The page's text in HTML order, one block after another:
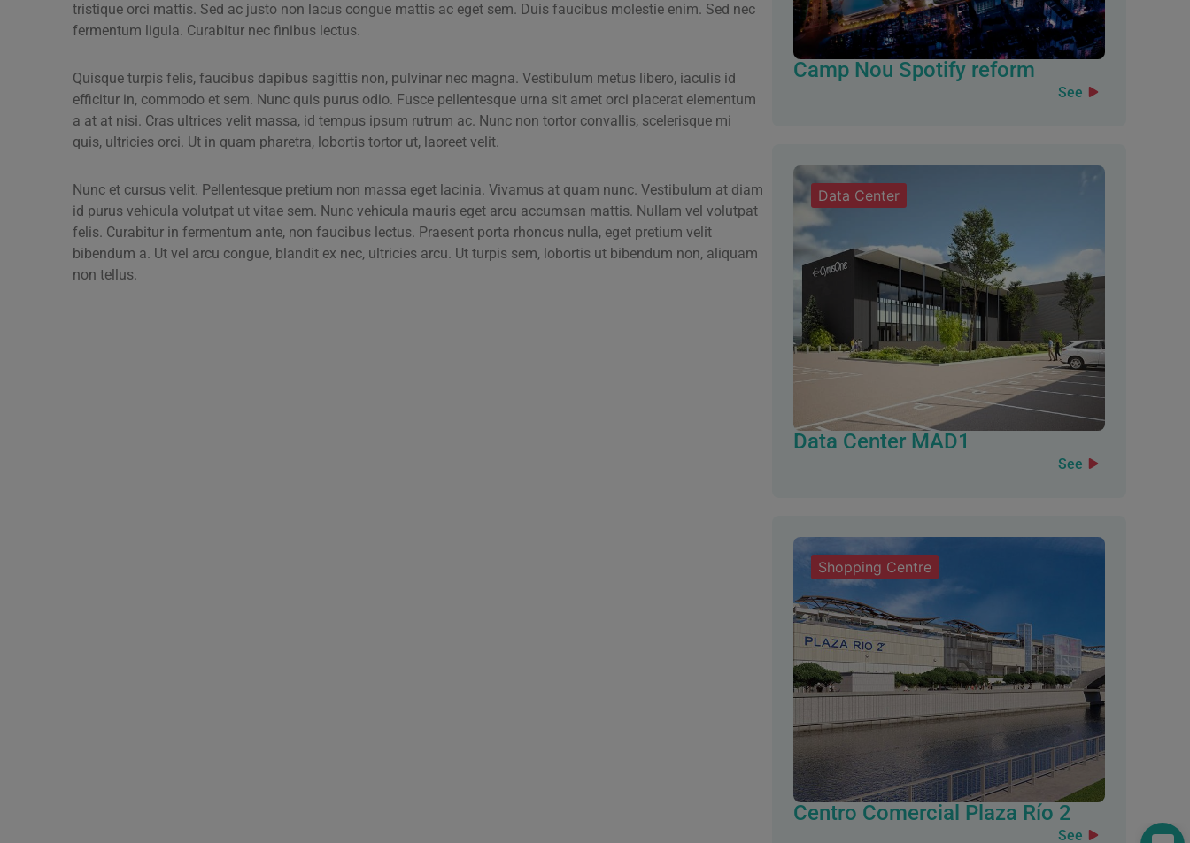
tristique orci mattis. Sed ac justo non lacus congue mattis ac eget sem. Duis faucibus molestie enim. Sed nec
fermentum ligula. Curabitur nec finibus lectus.
Quisque turpis felis, faucibus dapibus sagittis non, pulvinar nec magna. Vestibulum metus libero, iaculis id
efficitur in, commodo et sem. Nunc quis purus odio. Fusce pellentesque urna sit amet orci placerat elementum
a at at nisi. Cras ultrices velit massa, id tempus ipsum rutrum ac. Nunc non tortor convallis, scelerisque mi
quis, ultricies orci. Ut in quam pharetra, lobortis tortor ut, laoreet velit.
Nunc et cursus velit. Pellentesque pretium non massa eget lacinia. Vivamus at quam nunc. Vestibulum at diam
id purus vehicula volutpat ut vitae sem. Nunc vehicula mauris eget arcu accumsan mattis. Nullam vel volutpat
felis. Curabitur in fermentum ante, non faucibus lectus. Praesent porta rhoncus nulla, eget pretium velit
bibendum a. Ut vel arcu congue, blandit ex nec, ultricies arcu. Ut turpis sem, lobortis ut bibendum non, aliquam
non tellus.
Camp Nou Spotify reform
See
Data Center
Data Center MAD1
See
Shopping Centre
Centro Comercial Plaza Río 2
See